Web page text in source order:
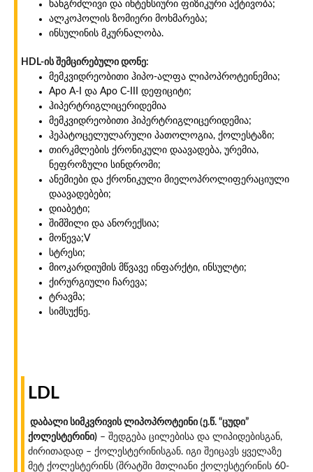
ხანგრძლივი და ინტენსიური ფიზიკური აქტივობა;
ალკოჰოლის ზომიერი მოხმარება;
ინსულინის მკურნალობა.
HDL-ის შემცირებული დონე:
მემკვიდრეობითი ჰიპო-ალფა ლიპოპროტეინემია;
Apo A-I და Apo C-III დეფიციტი;
ჰიპერტრიგლიცერიდემია
მემკვიდრეობითი ჰიპერტრიგლიცერიდემია;
ჰეპატოცელულარული პათოლოგია, ქოლესტაზი;
თირკმლების ქრონიკული დაავადება, ურემია,
ნეფროზული სინდრომი;
ანემიები და ქრონიკული მიელოპროლიფერაციული
დაავადებები;
დიაბეტი;
შიმშილი და ანორექსია;
მოწევა;V
სტრესი;
მიოკარდიუმის მწვავე ინფარქტი, ინსულტი;
ქირურგიული ჩარევა;
ტრავმა;
სიმსუქნე.
LDL
დაბალი სიმკვრივის ლიპოპროტეინი (ე.წ. “ცუდი”
ქოლესტერინი) – შედგება ცილებისა და ლიპიდებისგან,
ძირითადად – ქოლესტერინისგან. იგი შეიცავს ყველაზე
მეტ ქოლესტერინს (შრატში მთლიანი ქოლესტერინის 60-